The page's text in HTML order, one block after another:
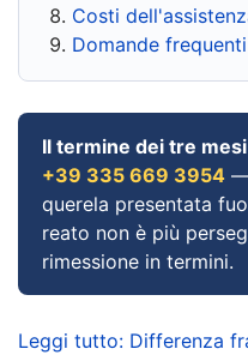
Costi
Domande frequenti
Il termine dei tre
+39 335 669 3954 —
querela presentata
reato non è più
rimessione in termini.
Leggi tutto: Differenza